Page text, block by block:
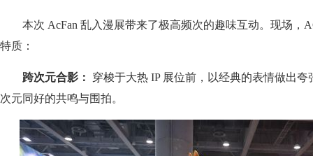
本次 AcFan 乱入漫展带来了极高频次的趣味互动。现场，
特质：
跨次元合影：
穿梭于大热 IP 展位前，以经典的表情做出
次元同好的共鸣与围拍。